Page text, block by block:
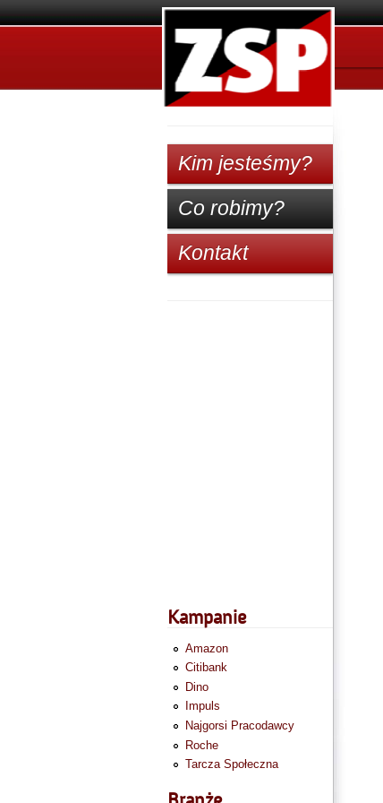
Kim jesteśmy?
Co robimy?
Kontakt
Kampanie
Amazon
Citibank
Dino
Impuls
Najgorsi Pracodawcy
Roche
Tarcza Społeczna